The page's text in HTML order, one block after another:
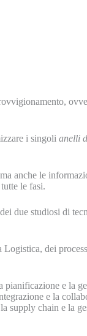
i singoli anelli
anche le
le fasi.
due studiosi di
dei
pianificazione e la
e la
supply chain e la